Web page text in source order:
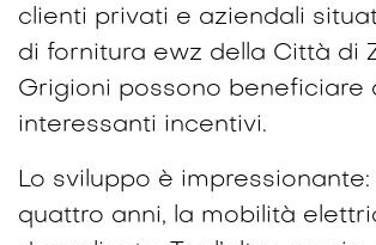
clienti privati e aziendali
di fornitura ewz della Città di
Grigioni possono beneficiare
interessanti incentivi.
Lo sviluppo è impressionante:
quattro anni, la mobilità